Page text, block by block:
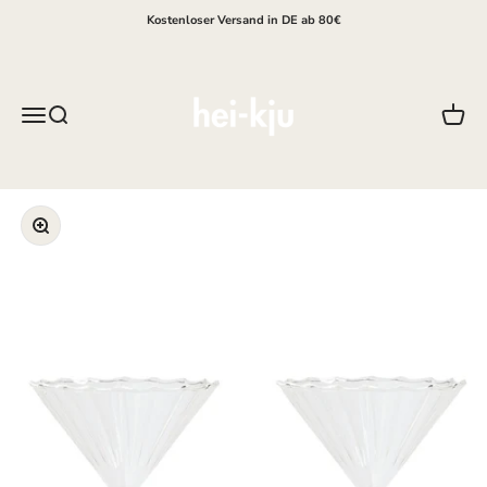
Kostenloser Versand in DE ab 80€
MenüSuche
Bild vergrößern